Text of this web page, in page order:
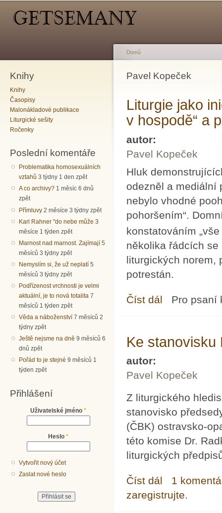
Knihy
Knihy
Časopisy
Malonákladové publikace
Liturgické sešity
Ročenky
Poslední komentáře
Problematika homosexuálních
vztahů 3 týdny 1 den zpět
A co archivy? 1 měsíc 6 dnů
zpět
Přímluvy 2 měsíce 3 týdny zpět
Karl Rahner "do nebe může 3
měsíce 1 týden zpět
Marnost nad marnost. Zajímají 5
měsíců 3 týdny zpět
Nemyslím si, že už neplatí 5
měsíců 3 týdny zpět
Podřízenost vrchnosti je velmi
aktuální, je to nová totalita 7
měsíců 1 týden zpět
Věda a náboženství 7 měsíců 2
týdny zpět
Ještě nejsme na dně 9 měsíců 6
dnů zpět
Pořád to je stejné 9 měsíců 1
týden zpět
Přihlášení
Uživatelské jméno *
Heslo *
Vytvořit nový účet
Zaslat nové heslo
Jste zde
Domů
Pavel Kopeček
Liturgie jako
v hospodě“ a
autor:
Pavel Kopeček
Hluk
odezněl a mediální
nebylo vhodné
pohoršením“.
konstatováním
několika řádcích
liturgických norem,
potrestán.
Číst dál Liturgie jako iniciátor
Pro psaní
Ke stanovisku
autor:
Pavel Kopeček
Z liturgického
stanovisko
(ČBK) ostravsko-
této komise Dr.
liturgických
Číst dál Ke stanovisku
1
zaregistrujte.